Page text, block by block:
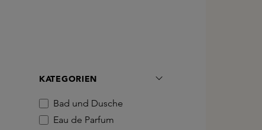
KATEGORIEN
Bad und Dusche
Eau de Parfum